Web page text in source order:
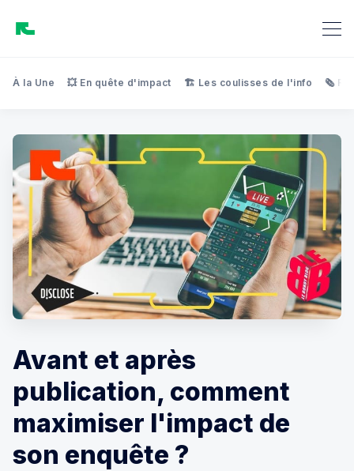
À la Une 💥 En quête d'impact 🏗️ Les coulisses de l'info 🗞️
Avant et après
publication, comment
maximiser l'impact de
son enquête ?